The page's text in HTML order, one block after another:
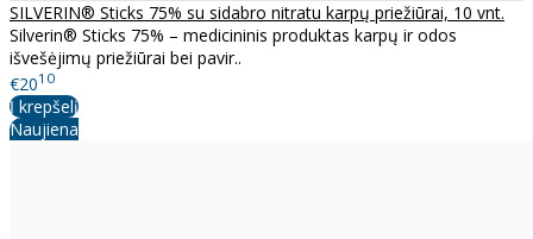
SILVERIN® Sticks 75% su sidabro nitratu karpų priežiūrai, 10 vnt.
Silverin® Sticks 75% – medicininis produktas karpų ir odos
išvešėjimų priežiūrai bei pavir..
€2010
Į krepšelį
Naujiena